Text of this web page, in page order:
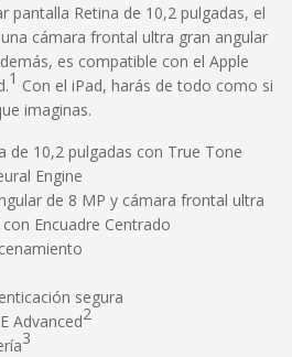
pantalla Retina de 10,2 pulgadas, el
cámara frontal ultra gran angular
es compatible con el Apple
1 Con el iPad, harás de todo como si
imaginas.
de 10,2 pulgadas con True Tone
Engine
de 8 MP y cámara frontal ultra
Encuadre Centrado
segura
Advanced2
3